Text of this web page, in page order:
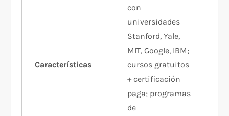
Características
con
universidades
Stanford, Yale,
MIT, Google, IBM;
cursos gratuitos
+ certificación
paga; programas
de